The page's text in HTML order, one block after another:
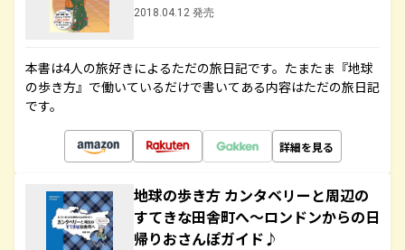
2018.04.12 発売
本書は4人の旅好きによるただの旅日記です。たまたま『地球
の歩き方』で働いているだけで書いてある内容はただの旅日記
です。
詳細を見る
地球の歩き方 カンタベリーと周辺の
すてきな田舎町へ～ロンドンからの日
帰りおさんぽガイド♪